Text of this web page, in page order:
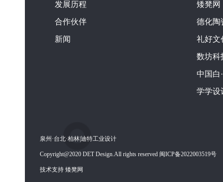
发展历程
合作伙伴
新闻
矮凳网
德化陶
礼好文
数坊科
中国白
学学设
泉州·台北·柏林|迪特工业设计
Copyright@2020 DET Design.All rights reserved 闽ICP备2022003519号
技术支持 矮凳网